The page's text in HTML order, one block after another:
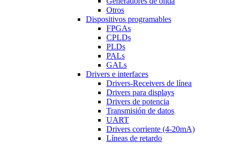
Otros
Dispositivos programables
FPGAs
CPLDs
PLDs
PALs
GALs
Drivers e interfaces
Drivers-Receivers de línea
Drivers para displays
Drivers de potencia
Transmisión de datos
UART
Drivers corriente (4-20mA)
Líneas de retardo